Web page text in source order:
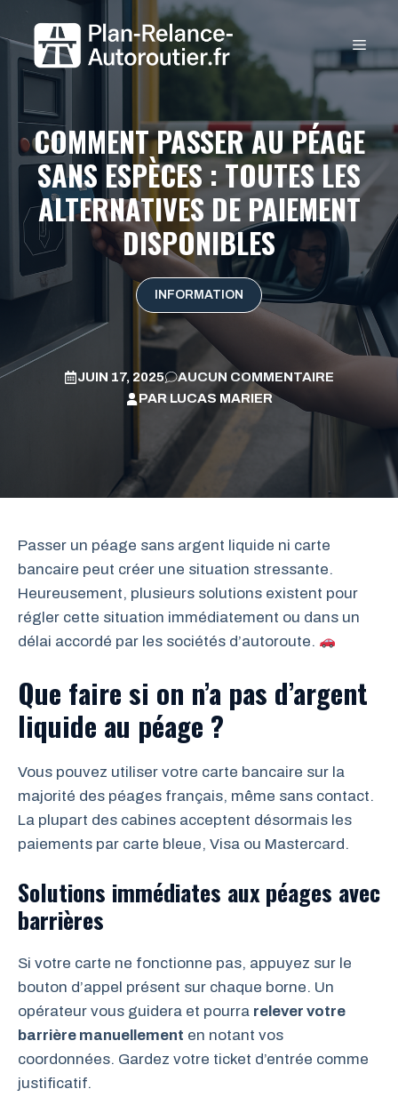
Aller
au
contenu
COMMENT PASSER AU PÉAGE
SANS ESPÈCES : TOUTES LES
ALTERNATIVES DE PAIEMENT
DISPONIBLES
INFORMATION
JUIN 17, 2025
AUCUN COMMENTAIRE
PARLUCAS MARIER
Passer un péage sans argent liquide ni carte
bancaire peut créer une situation stressante.
Heureusement, plusieurs solutions existent pour
régler cette situation immédiatement ou dans un
délai accordé par les sociétés d’autoroute.
Que faire si on n’a pas d’argent
liquide au péage ?
Vous pouvez utiliser votre carte bancaire sur la
majorité des péages français, même sans contact.
La plupart des cabines acceptent désormais les
paiements par carte bleue, Visa ou Mastercard.
Solutions immédiates aux péages avec
barrières
Si votre carte ne fonctionne pas, appuyez sur le
bouton d’appel présent sur chaque borne. Un
opérateur vous guidera et pourra relever votre
barrière manuellement en notant vos
coordonnées. Gardez votre ticket d’entrée comme
justificatif.